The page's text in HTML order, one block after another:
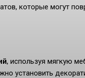
которые могут
, используя мягкую
установить